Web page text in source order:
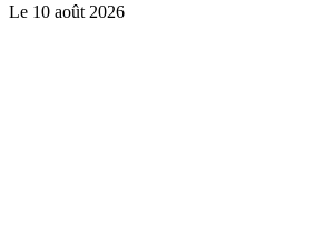
Le 10 août 2026